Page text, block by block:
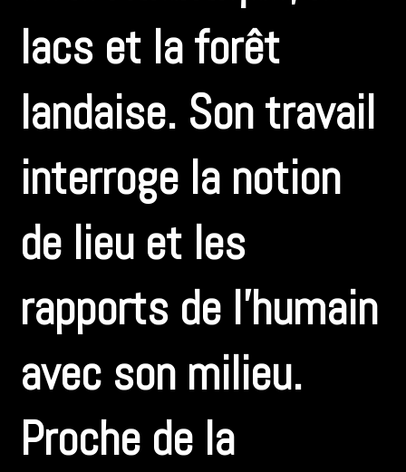
lacs et la forêt
landaise. Son travail
interroge la notion
de lieu et les
rapports de l’humain
avec son milieu.
Proche de la